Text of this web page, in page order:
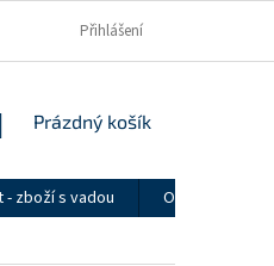
Přihlášení
NÁKUPNÍ
Prázdný košík
- zboží s vadou
Ostatní